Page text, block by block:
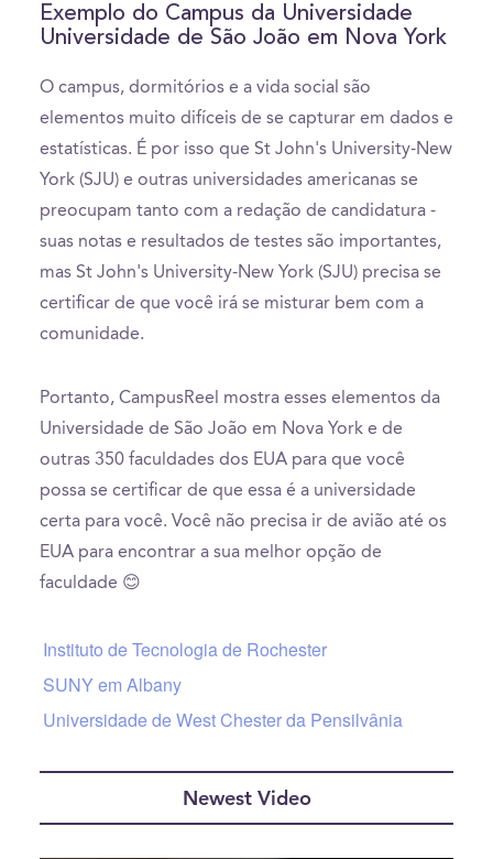
of
0
seconds
Exemplo do Campus da Universidade
Universidade de São João em Nova York
O campus, dormitórios e a vida social são
elementos muito difíceis de se capturar em dados e
estatísticas. É por isso que St John's University-New
York (SJU) e outras universidades americanas se
preocupam tanto com a redação de candidatura -
suas notas e resultados de testes são importantes,
mas St John's University-New York (SJU) precisa se
certificar de que você irá se misturar bem com a
comunidade.
Portanto, CampusReel mostra esses elementos da
Universidade de São João em Nova York e de
outras 350 faculdades dos EUA para que você
possa se certificar de que essa é a universidade
certa para você. Você não precisa ir de avião até os
EUA para encontrar a sua melhor opção de
faculdade 😊
Instituto de Tecnologia de Rochester
SUNY em Albany
Universidade de West Chester da Pensilvânia
Newest Video